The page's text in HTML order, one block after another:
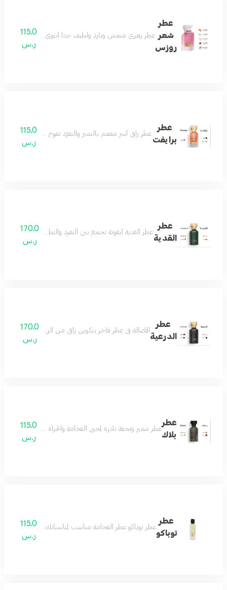
عطر
شعر
روزس
عطر زهري منعش وبارد ولطيف جداً أنثوي بامتياز عطر
115.0
ر.س
عطر
برايفت
عطر راقي آسر مفعم بالتميز والتفرّد تفوح منه رائحة
115.0
ر.س
عطر
القدية
عطر القدية أيقونة تجمع بين التفرد والتطور والجمال
170.0
ر.س
عطر
الدرعية
الأصالة في عطر فاخر بتكوين راقي من الزعفران والمسك
170.0
ر.س
عطر
بلاك
عطر مميز وتحفة نادرة لمحبي الفخامة والجرأة مزيج من رائحة
115.0
ر.س
عطر
توباكو
عطر توباكو عطر الفخامة مناسب لمناسباتك الفخمة يثبت
115.0
ر.س